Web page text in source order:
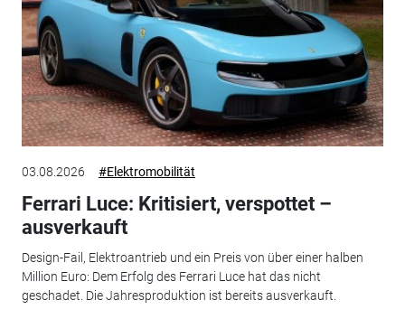
03.08.2026 #Elektromobilität
Ferrari Luce: Kritisiert, verspottet –
ausverkauft
Design-Fail, Elektroantrieb und ein Preis von über einer halben
Million Euro: Dem Erfolg des Ferrari Luce hat das nicht
geschadet. Die Jahresproduktion ist bereits ausverkauft.